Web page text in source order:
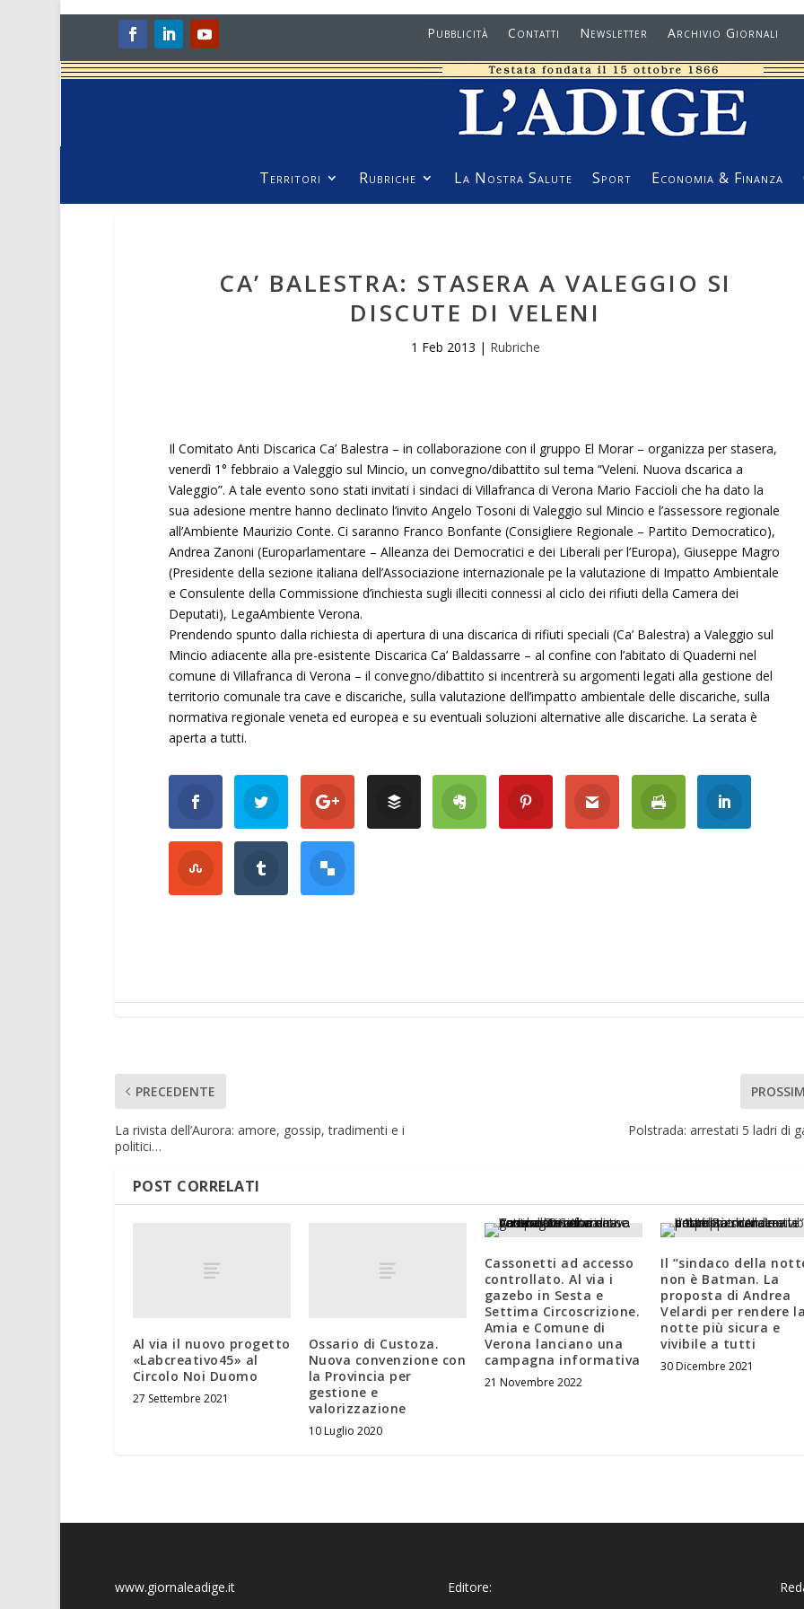
Pubblicità Contatti Newsletter Archivio Giornali
Territori Rubriche La Nostra Salute Sport Economia & Finanza
CA’ BALESTRA: STASERA A VALEGGIO SI
DISCUTE DI VELENI
1 Feb 2013 | Rubriche
Il Comitato Anti Discarica Ca’ Balestra – in collaborazione con il gruppo El Morar – organizza per stasera,
venerdì 1° febbraio a Valeggio sul Mincio, un convegno/dibattito sul tema “Veleni. Nuova dscarica a
Valeggio”. A tale evento sono stati invitati i sindaci di Villafranca di Verona Mario Faccioli che ha dato la
sua adesione mentre hanno declinato l’invito Angelo Tosoni di Valeggio sul Mincio e l’assessore regionale
all’Ambiente Maurizio Conte. Ci saranno Franco Bonfante (Consigliere Regionale – Partito Democratico),
Andrea Zanoni (Europarlamentare – Alleanza dei Democratici e dei Liberali per l’Europa), Giuseppe Magro
(Presidente della sezione italiana dell’Associazione internazionale pe la valutazione di Impatto Ambientale
e Consulente della Commissione d’inchiesta sugli illeciti connessi al ciclo dei rifiuti della Camera dei
Deputati), LegaAmbiente Verona.
Prendendo spunto dalla richiesta di apertura di una discarica di rifiuti speciali (Ca’ Balestra) a Valeggio sul
Mincio adiacente alla pre-esistente Discarica Ca’ Baldassarre – al confine con l’abitato di Quaderni nel
comune di Villafranca di Verona – il convegno/dibattito si incentrerà su argomenti legati alla gestione del
territorio comunale tra cave e discariche, sulla valutazione dell’impatto ambientale delle discariche, sulla
normativa regionale veneta ed europea e su eventuali soluzioni alternative alle discariche. La serata è
aperta a tutti.
PRECEDENTE
La rivista dell’Aurora: amore, gossip, tradimenti e i
politici…
Polstrada: arrestati 5 ladri di
POST CORRELATI
Al via il nuovo progetto
«Labcreativo45» al
Circolo Noi Duomo
27 Settembre 2021
Ossario di Custoza.
Nuova convenzione con
la Provincia per
gestione e
valorizzazione
10 Luglio 2020
Cassonetti ad accesso
controllato. Al via i
gazebo in Sesta e
Settima Circoscrizione.
Amia e Comune di
Verona lanciano una
campagna informativa
21 Novembre 2022
Il “sindaco della
non è Batman. La
proposta di Andrea
Velardi per rendere la
notte più sicura e
vivibile a tutti
30 Dicembre 2021
www.giornaleadige.it Editore: